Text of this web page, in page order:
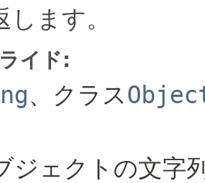
ます。
イド:
、クラス
ジェクトの文字